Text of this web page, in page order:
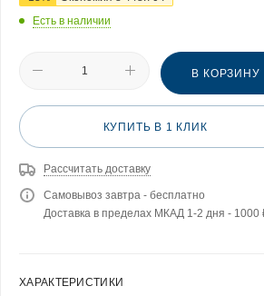
Есть в наличии
В КОРЗИНУ
КУПИТЬ В 1 КЛИК
Рассчитать доставку
Самовывоз завтра - бесплатно
Доставка в пределах МКАД 1-2 дня - 1000
ХАРАКТЕРИСТИКИ